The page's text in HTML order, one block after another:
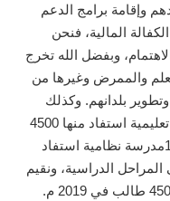
وإقامة برامج الدعم
المالية، فنحن
وبفضل الله تخرج
والممرض وغيرها من
بلدانهم. وكذلك
قمنا خلال العام الماضي ببناء 10 مراكز تعليمية استفاد منها 4500
طالب علم بشتى دول العالم، وشيدنا 13مدرسة نظامية استفاد
شتى المراحل الدراسية، ونقيم